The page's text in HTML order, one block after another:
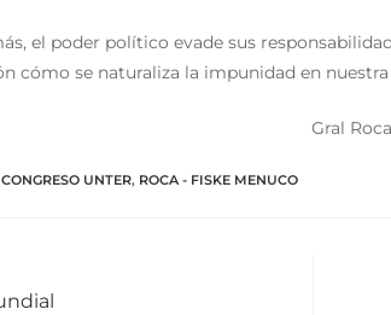
el poder político evade sus
cómo se naturaliza la impunidad en
Gral
CONGRESO UNTER, ROCA - FISKE MENUCO